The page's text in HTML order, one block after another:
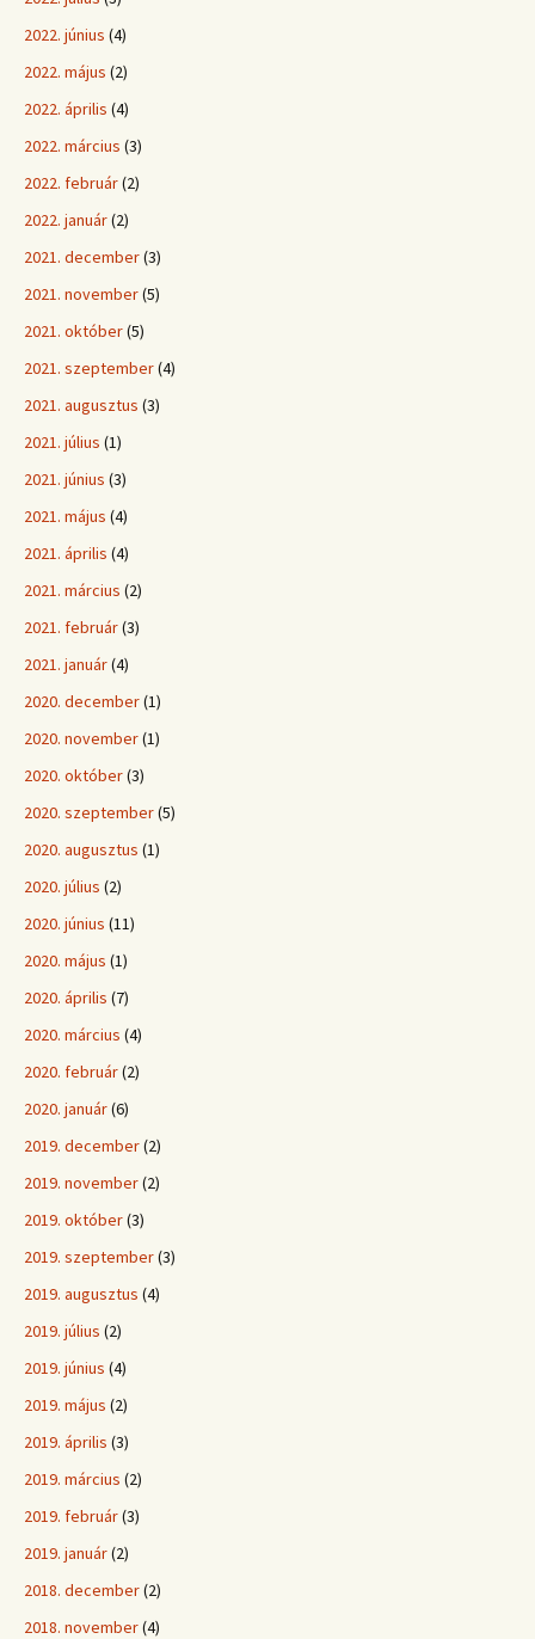
2022. június (4)
2022. május (2)
2022. április (4)
2022. március (3)
2022. február(2)
2022. január(2)
2021. december(3)
2021. november(5)
2021. október(5)
2021. szeptember(4)
2021. augusztus (3)
2021. július (1)
2021. június (3)
2021. május (4)
2021. április (4)
2021. március (2)
2021. február(3)
2021. január(4)
2020. december(1)
2020. november(1)
2020. október(3)
2020. szeptember(5)
2020. augusztus (1)
2020. július (2)
2020. június (11)
2020. május (1)
2020. április (7)
2020. március (4)
2020. február(2)
2020. január(6)
2019. december(2)
2019. november(2)
2019. október(3)
2019. szeptember(3)
2019. augusztus (4)
2019. július (2)
2019. június (4)
2019. május (2)
2019. április (3)
2019. március (2)
2019. február(3)
2019. január(2)
2018. december(2)
2018. november(4)